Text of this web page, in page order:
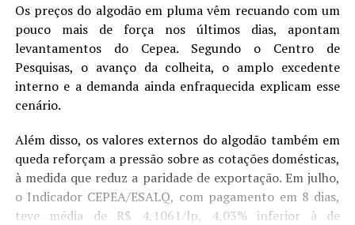
Os preços do algodão em pluma vêm recuando com um
pouco mais de força nos últimos dias, apontam
levantamentos do Cepea. Segundo o Centro de
Pesquisas, o avanço da colheita, o amplo excedente
interno e a demanda ainda enfraquecida explicam esse
cenário.
Além disso, os valores externos do algodão também em
queda reforçam a pressão sobre as cotações domésticas,
à medida que reduz a paridade de exportação. Em julho,
o Indicador CEPEA/ESALQ, com pagamento em 8 dias,
teve média de R$ 4,1061/lp, 4,03% inferior à de